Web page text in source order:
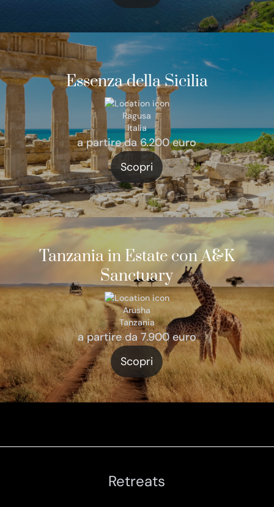
Essenza della Sicilia
Ragusa
Italia
a partire da 6.200 euro
Scopri
Tanzania in Estate con A&K
Sanctuary
Arusha
Tanzania
a partire da 7.900 euro
Scopri
Retreats